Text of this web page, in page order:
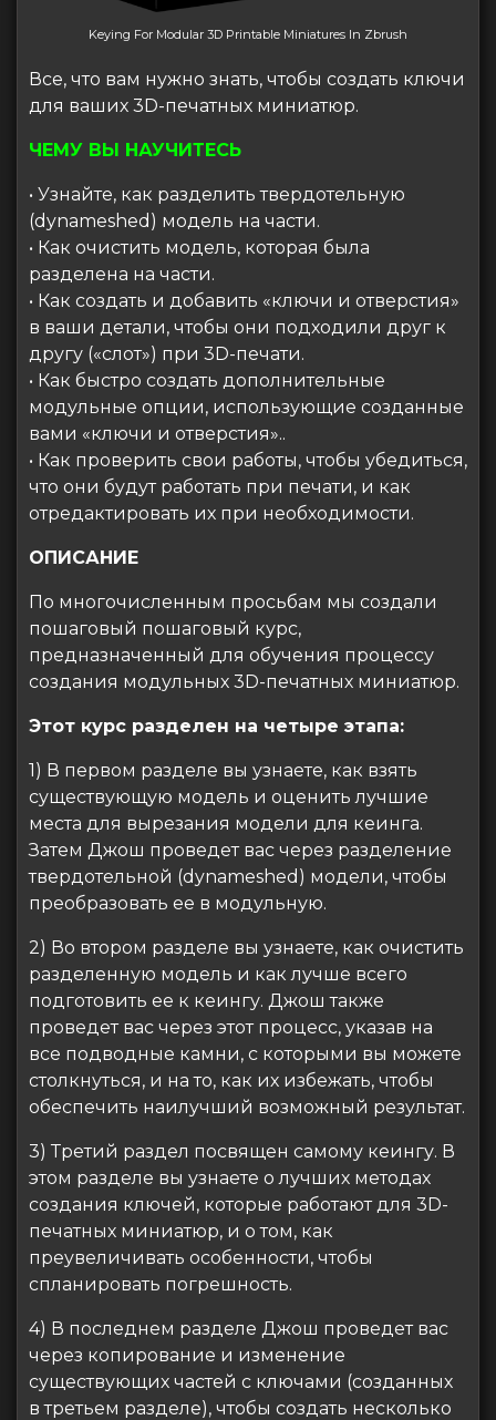
Keying For Modular 3D Printable Miniatures In Zbrush
Все, что вам нужно знать, чтобы создать ключи
для ваших 3D-печатных миниатюр.
ЧЕМУ ВЫ НАУЧИТЕСЬ
• Узнайте, как разделить твердотельную
(dynameshed) модель на части.
• Как очистить модель, которая была
разделена на части.
• Как создать и добавить «ключи и отверстия»
в ваши детали, чтобы они подходили друг к
другу («слот») при 3D-печати.
• Как быстро создать дополнительные
модульные опции, использующие созданные
вами «ключи и отверстия»..
• Как проверить свои работы, чтобы убедиться,
что они будут работать при печати, и как
отредактировать их при необходимости.
ОПИСАНИЕ
По многочисленным просьбам мы создали
пошаговый пошаговый курс,
предназначенный для обучения процессу
создания модульных 3D-печатных миниатюр.
Этот курс разделен на четыре этапа:
1) В первом разделе вы узнаете, как взять
существующую модель и оценить лучшие
места для вырезания модели для кеинга.
Затем Джош проведет вас через разделение
твердотельной (dynameshed) модели, чтобы
преобразовать ее в модульную.
2) Во втором разделе вы узнаете, как очистить
разделенную модель и как лучше всего
подготовить ее к кеингу. Джош также
проведет вас через этот процесс, указав на
все подводные камни, с которыми вы можете
столкнуться, и на то, как их избежать, чтобы
обеспечить наилучший возможный результат.
3) Третий раздел посвящен самому кеингу. В
этом разделе вы узнаете о лучших методах
создания ключей, которые работают для 3D-
печатных миниатюр, и о том, как
преувеличивать особенности, чтобы
спланировать погрешность.
4) В последнем разделе Джош проведет вас
через копирование и изменение
существующих частей с ключами (созданных
в третьем разделе), чтобы создать несколько